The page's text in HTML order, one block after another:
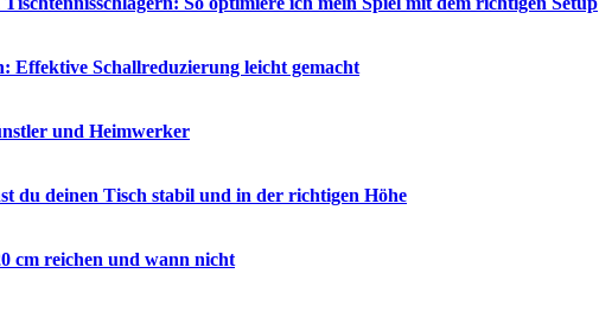
Effektive Schallreduzierung leicht gemacht
und Heimwerker
du deinen Tisch stabil und in der richtigen Höhe
cm reichen und wann nicht